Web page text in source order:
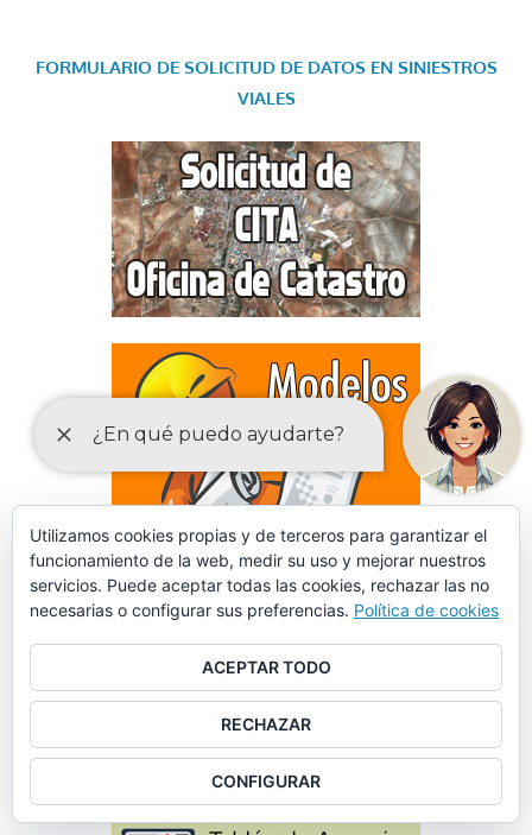
FORMULARIO DE SOLICITUD DE DATOS EN SINIESTROS
VIALES
PREVIAS PARA EL EJERCICIO DE ACTIVIDADES
Utilizamos cookies propias y de terceros para garantizar el
funcionamiento de la web, medir su uso y mejorar nuestros
servicios. Puede aceptar todas las cookies, rechazar las no
necesarias o configurar sus preferencias. Política de cookies
ACEPTAR TODO
RECHAZAR
CONFIGURAR